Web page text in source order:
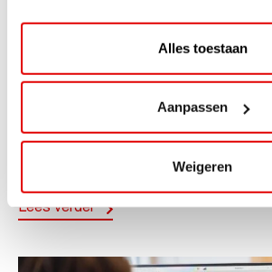
Alles toestaan
Aanpassen
Weigeren
ViaAVIA Super Deal: 20%
ViaAVIA Super Deal: €25 korting bij
Lees verder